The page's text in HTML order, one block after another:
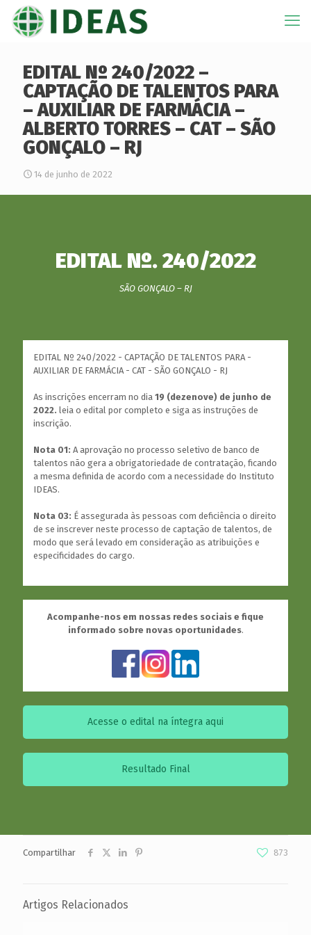
EDITAL Nº 240/2022 –
CAPTAÇÃO DE TALENTOS PARA
– AUXILIAR DE FARMÁCIA –
ALBERTO TORRES – CAT – SÃO
GONÇALO – RJ
14 de junho de 2022
EDITAL Nº. 240/2022
SÃO GONÇALO – RJ
EDITAL Nº 240/2022 - CAPTAÇÃO DE TALENTOS PARA -
AUXILIAR DE FARMÁCIA - CAT - SÃO GONÇALO - RJ
As inscrições encerram no dia 19 (dezenove) de junho de
2022. leia o edital por completo e siga as instruções de
inscrição.
Nota 01: A aprovação no processo seletivo de banco de
talentos não gera a obrigatoriedade de contratação, ficando
a mesma definida de acordo com a necessidade do Instituto
IDEAS.
Nota 03: É assegurada às pessoas com deficiência o direito
de se inscrever neste processo de captação de talentos, de
modo que será levado em consideração as atribuições e
especificidades do cargo.
Acompanhe-nos em nossas redes sociais e fique
informado sobre novas oportunidades.
Acesse o edital na íntegra aqui
Resultado Final
Compartilhar 873
Artigos Relacionados